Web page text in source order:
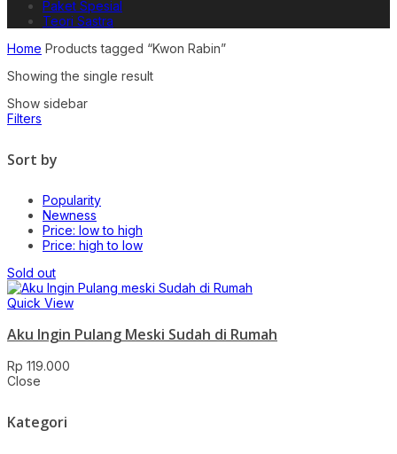
Paket Spesial
Teori Sastra
Home Products tagged “Kwon Rabin”
Showing the single result
Show sidebar
Filters
Sort by
Popularity
Newness
Price: low to high
Price: high to low
Sold out
Quick View
Aku Ingin Pulang Meski Sudah di Rumah
Rp 119.000
Close
Kategori